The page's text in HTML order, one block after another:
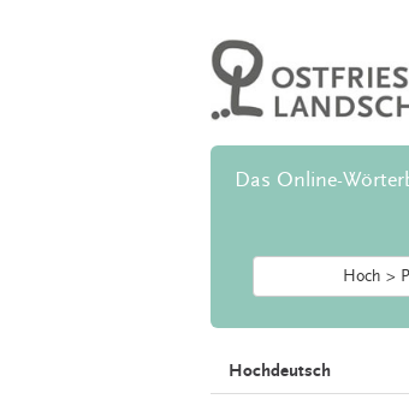
Das Online-
Hoch >
Hochdeutsch